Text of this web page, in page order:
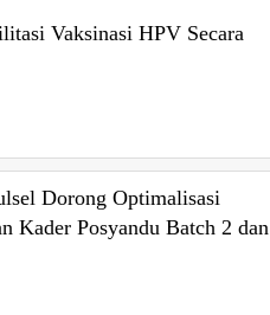
Vaksinasi HPV Secara
Dorong Optimalisasi
Kader Posyandu Batch 2 dan